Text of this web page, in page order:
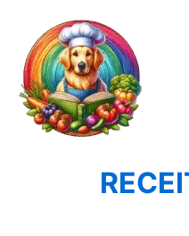
conteúdo